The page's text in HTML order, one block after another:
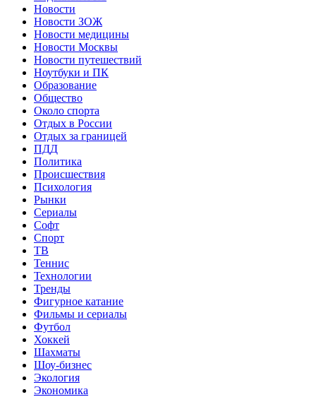
Новости
Новости ЗОЖ
Новости медицины
Новости Москвы
Новости путешествий
Ноутбуки и ПК
Образование
Общество
Около спорта
Отдых в России
Отдых за границей
ПДД
Политика
Происшествия
Психология
Рынки
Сериалы
Софт
Спорт
ТВ
Теннис
Технологии
Тренды
Фигурное катание
Фильмы и сериалы
Футбол
Хоккей
Шахматы
Шоу-бизнес
Экология
Экономика